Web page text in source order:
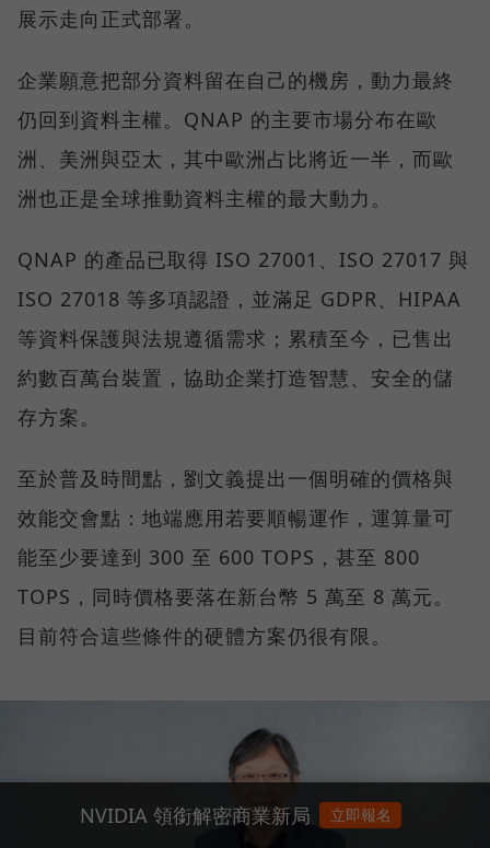
展示走向正式部署。
企業願意把部分資料留在自己的機房，動力最終
仍回到資料主權。QNAP 的主要市場分布在歐
洲、美洲與亞太，其中歐洲占比將近一半，而歐
洲也正是全球推動資料主權的最大動力。
QNAP 的產品已取得 ISO 27001、ISO 27017 與
ISO 27018 等多項認證，並滿足 GDPR、HIPAA
等資料保護與法規遵循需求；累積至今，已售出
約數百萬台裝置，協助企業打造智慧、安全的儲
存方案。
至於普及時間點，劉文義提出一個明確的價格與
效能交會點：地端應用若要順暢運作，運算量可
能至少要達到 300 至 600 TOPS，甚至 800
TOPS，同時價格要落在新台幣 5 萬至 8 萬元。
目前符合這些條件的硬體方案仍很有限。
NVIDIA 領銜解密商業新局 立即報名